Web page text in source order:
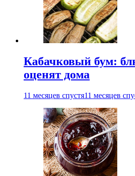
Кабачковый бум:
оценят дома
11 месяцев спустя11 месяцев